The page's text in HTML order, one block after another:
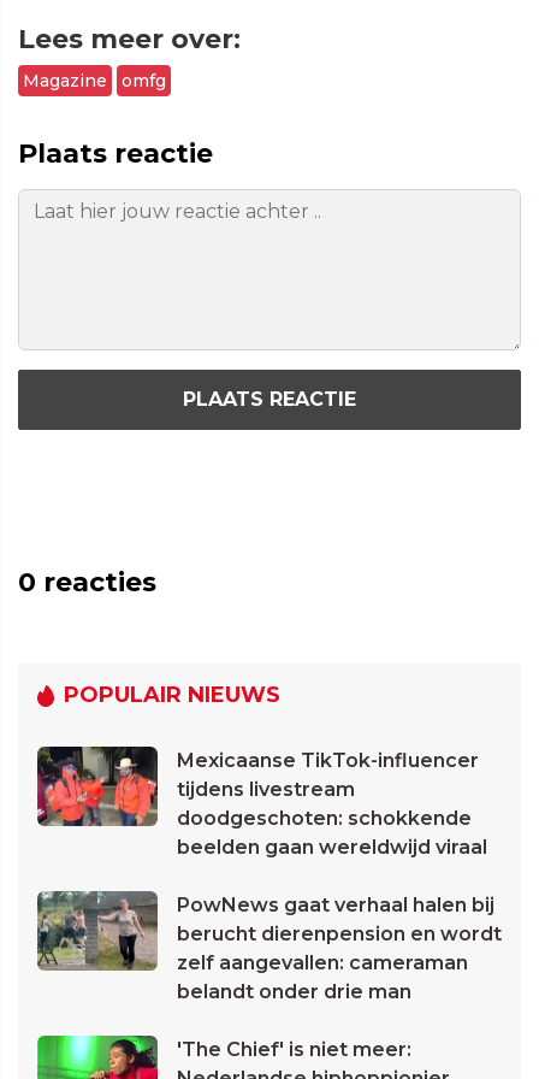
Lees meer over:
Magazine omfg
Plaats reactie
PLAATS REACTIE
0 reacties
POPULAIR NIEUWS
Mexicaanse TikTok-influencer
tijdens livestream
doodgeschoten: schokkende
beelden gaan wereldwijd viraal
PowNews gaat verhaal halen bij
berucht dierenpension en wordt
zelf aangevallen: cameraman
belandt onder drie man
'The Chief' is niet meer: